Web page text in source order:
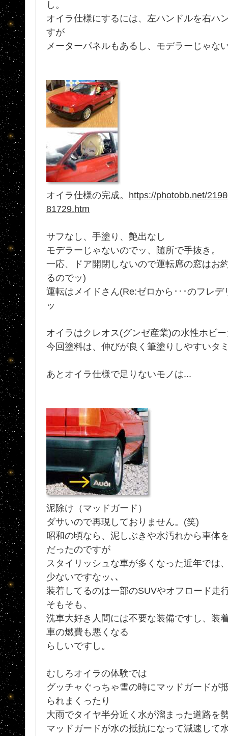
し。
オイラ仕様にするには、左ハンドルを右ハ
すが
メーターパネルもあるし、モデラーじゃな
オイラ仕様の完成。 https://photobb.net/
81729.htm
サフなし、手塗り、艶出なし
モデラーじゃないのでッ、随所で手抜き。
一応、ドア開閉しないので運転席の窓はお
るのでッ)
運転はメイドさん(Re:ゼロから･･･のフレ
ッ
オイラはクレオス(グンゼ産業)の水性ホビ
今回塗料は、伸びが良く筆塗りしやすいタ
あとオイラ仕様で足りないモノは...
泥除け（マッドガード）
ダサいので再現しておりません。(笑)
昭和の頃なら、泥しぶきや水汚れから車体
だったのですが
スタイリッシュな車が多くなった近年では
少ないですなッ､､
装着してるのは一部のSUVやオフロード走
そもそも、
洗車大好き人間には不要な装備ですし、装
車の燃費も悪くなる
らしいですし。
むしろオイラの体験では
グッチャぐっちゃ雪の時にマッドガードが
られまくったり
大雨でタイヤ半分近く水が溜まった道路を
マッドガードが水の抵抗になって減速して